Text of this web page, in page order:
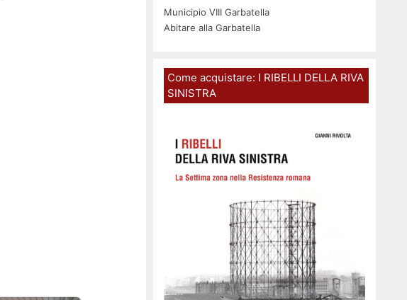
Municipio VIII Garbatella
Abitare alla Garbatella
Come acquistare: I RIBELLI DELLA RIVA
SINISTRA